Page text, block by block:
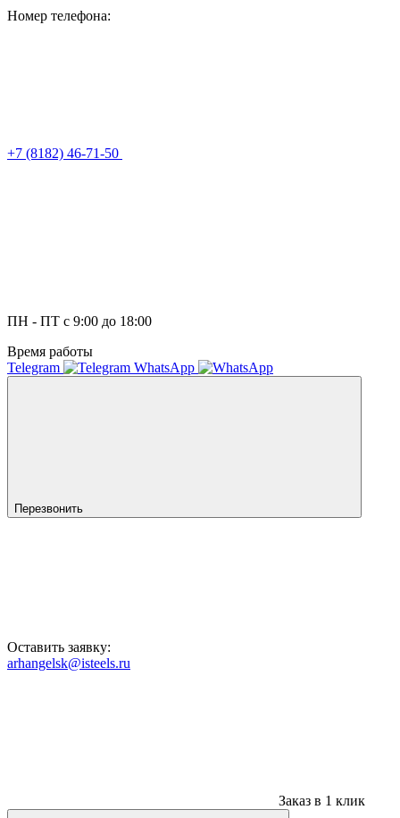
Номер телефона:
+7 (8182) 46-71-50
ПН - ПТ с 9:00 до 18:00
Время работы
Telegram
WhatsApp
Перезвонить
Оставить заявку:
arhangelsk@isteels.ru
Заказ в 1 клик